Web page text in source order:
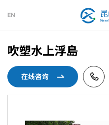
EN
吹塑水上浮島
在线咨询